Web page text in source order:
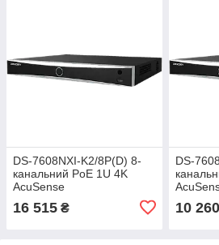
DS-7608NXI-K2/8P(D) 8-
канальний PoE 1U 4K
AcuSense
Відеореєстратор Hikvision
16 515 ₴
DS-
10 260